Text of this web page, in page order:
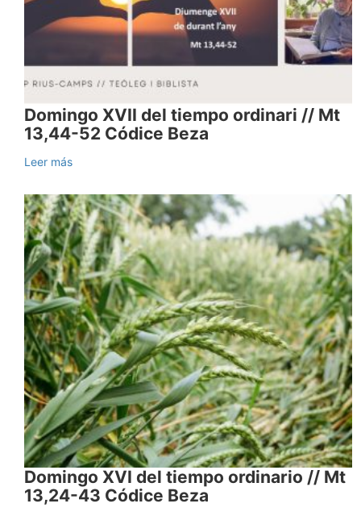
Domingo XVII del tiempo ordinari // Mt
13,44-52 Códice Beza
Leer más
Domingo XVI del tiempo ordinario // Mt
13,24-43 Códice Beza